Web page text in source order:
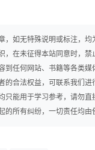
，如无特殊说明或标注，均
，在未征得本站同意时，禁
到任何网站、书籍等各类媒
的合法权益，可联系我们进
只能用于学习参考，请勿直
的所有纠纷，一切责任均由